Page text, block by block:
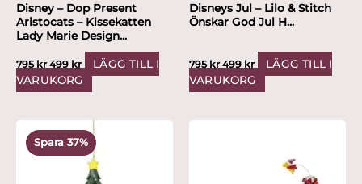
Disney – Dop Present
Aristocats – Kissekatten
Lady Marie Design...
795kr 499 kr
LÄGG TILL I
VARUKORG
Disneys Jul – Lilo & Stitch
Önskar God Jul H...
795kr 499 kr
LÄGG TILL I
VARUKORG
Spara 37%
ursprungliga
Det
nuvarande
priset
är:
499 kr.